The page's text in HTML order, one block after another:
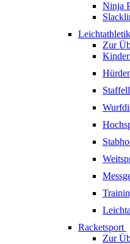
Ninja
Leichtathletik
Zur
Racketsport
Zur